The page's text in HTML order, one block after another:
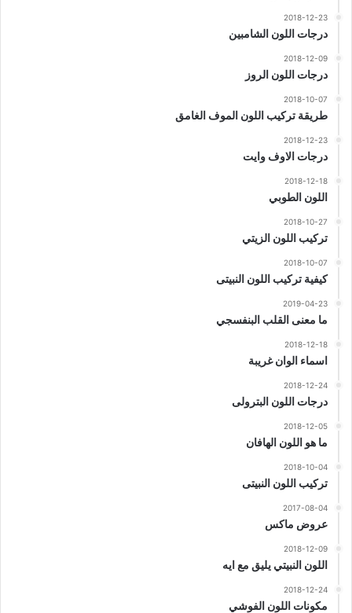
2018-12-23
درجات اللون الشامبين
2018-12-09
درجات اللون الروز
2018-10-07
طريقة تركيب اللون الموف الغامق
2018-12-23
درجات الاوف وايت
2018-12-18
اللون الطوبي
2018-10-27
تركيب اللون الزيتي
2018-10-07
كيفية تركيب اللون النبيتى
2019-04-23
ما معنى القلب البنفسجي
2018-12-18
اسماء الوان غريبة
2018-12-24
درجات اللون البترولى
2018-12-05
ما هو اللون الهافان
2018-10-04
تركيب اللون النبيتى
2017-08-04
عروض ماكس
2018-12-09
اللون النبيتي يليق مع ايه
2018-12-24
مكونات اللون الفوشي